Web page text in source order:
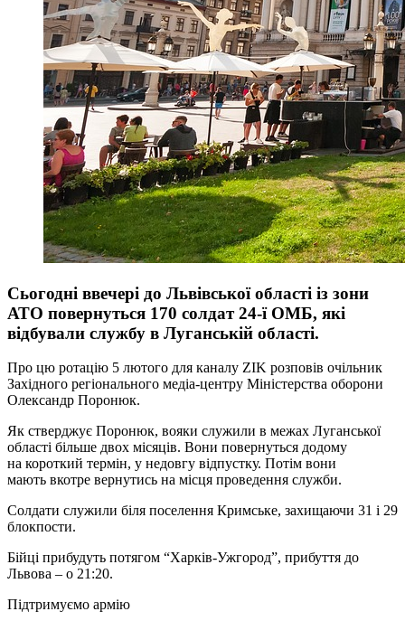
Сьогодні ввечері до Львівської області із зони
АТО повернуться 170 солдат 24-ї ОМБ, які
відбували службу в Луганській області.
Про цю ротацію 5 лютого для каналу ZIK розповів очільник
Західного регіонального медіа-центру Міністерства оборони
Олександр Поронюк.
Як стверджує Поронюк, вояки служили в межах Луганської
області більше двох місяців. Вони повернуться додому
на короткий термін, у недовгу відпустку. Потім вони
мають вкотре вернутись на місця проведення служби.
Солдати служили біля поселення Кримське, захищаючи 31 і 29
блокпости.
Бійці прибудуть потягом “Харків-Ужгород”, прибуття до
Львова – о 21:20.
Підтримуємо армію